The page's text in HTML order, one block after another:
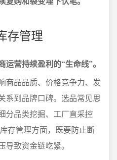
存管理
营持续盈利的“生命线”。
商品品质、价格竞争力、发
系到品牌口碑。选品常见思
分品类挖掘、工厂直采控
存管理方面，既要防止断
致资金链吃紧。